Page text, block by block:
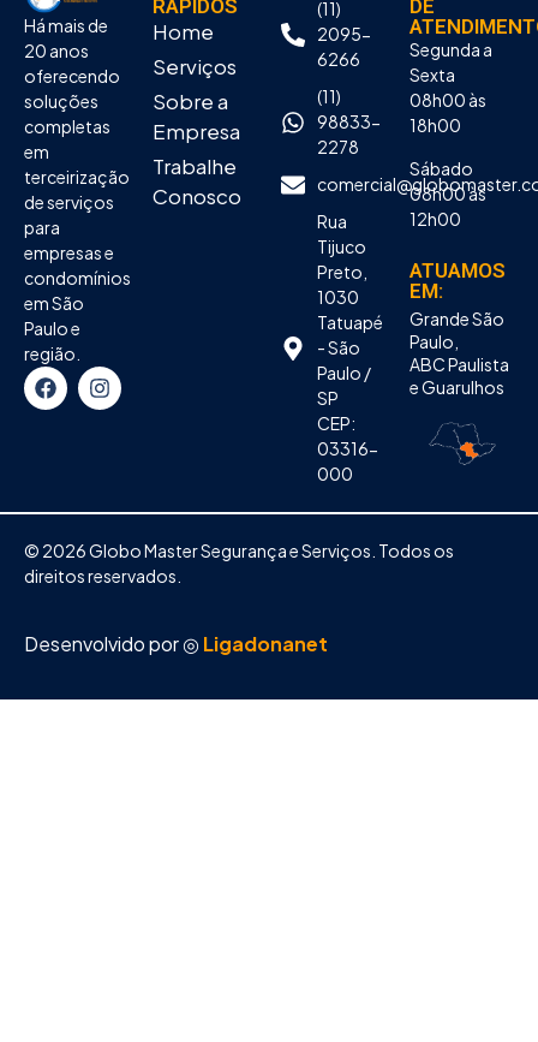
Há mais de
20 anos
oferecendo
soluções
completas
em
terceirização
de serviços
para
empresas e
condomínios
em São
Paulo e
região.
RÁPIDOS
Home
Serviços
Sobre a
Empresa
Trabalhe
Conosco
(11)
2095-
6266
(11)
98833-
2278
Rua
Tijuco
Preto,
1030
Tatuapé
- São
Paulo /
SP
CEP:
03316-
000
DE
Segunda a
Sexta
08h00 às
18h00
Sábado
08h00 às
12h00
ATUAMOS
EM:
Grande São
Paulo,
ABC Paulista
e Guarulhos
© 2026 Globo Master Segurança e Serviços. Todos os
direitos reservados.
Desenvolvido por ◎ Ligadonanet